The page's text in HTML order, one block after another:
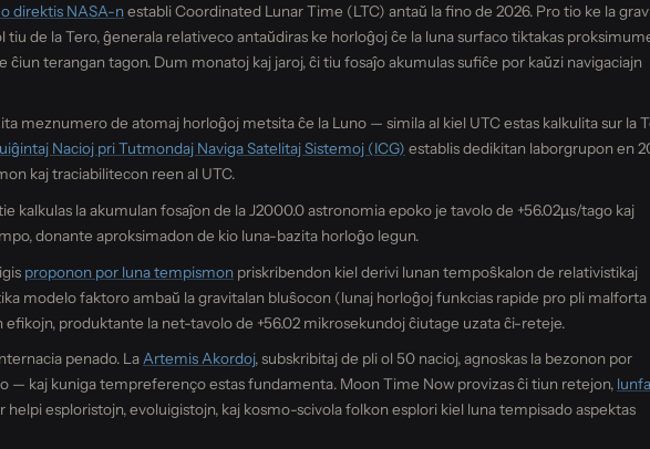
direktis NASA-n establi Coordinated Lunar Time (LTC) antaŭ la fino de 2026. Pro tio ke la
tiu de la Tero, ĝenerala relativeco antaŭdiras ke horloĝoj ĉe la luna surfaco tiktakas
ĉiun terangan tagon. Dum monatoj kaj jaroj, ĉi tiu fosaĵo akumulas sufiĉe por kaŭzi navigaciajn
meznumero de atomaj horloĝoj metsita ĉe la Luno — simila al kiel UTC estas kalkulita sur la
Nacioj pri Tutmondaj Naviga Satelitaj Sistemoj (ICG) establis dedikitan laborgrupon en
kaj traciabilitecon reen al UTC.
kalkulas la akumulan fosaĵon de la J2000.0 astronomia epoko je tavolo de +56.02µs/tago kaj
donante aproksimadon de kio luna-bazita horloĝo legun.
proponon por luna tempismon priskribendon kiel derivi lunan tempoŝkalon de relativistikaj
modelo faktoro ambaŭ la gravitalan bluŝocon (lunaj horloĝoj funkcias rapide pro pli malforta
produktante la net-tavolo de +56.02 mikrosekundoj ĉiutage uzata ĉi-reteje.
penado. LaArtemis Akordoj, subskribitaj de pli ol 50 nacioj, agnoskas la bezonon por
— kaj kuniga tempreferenço estas fundamenta. Moon Time Now provizas ĉi tiun retejon,
helpi esploristojn, evoluigistojn, kaj kosmo-scivola folkon esplori kiel luna tempisado aspektas